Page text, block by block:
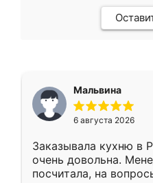
Мальвина
6 августа 2026
Заказывала кухню в
очень довольна.
посчитала, на